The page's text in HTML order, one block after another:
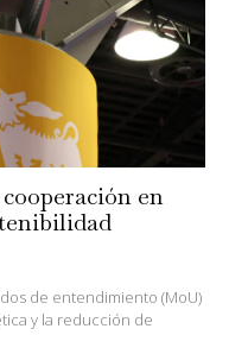
en
de entendimiento (MoU)
y la reducción de